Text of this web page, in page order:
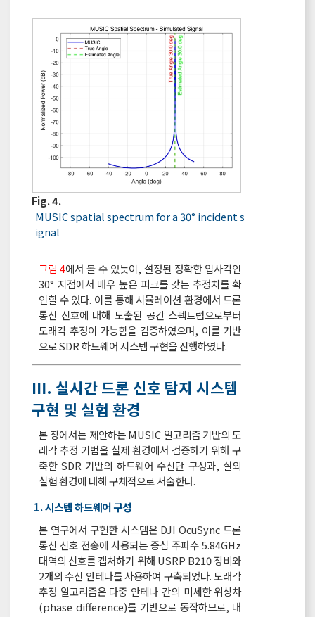
Fig. 4.
MUSIC spatial spectrum for a 30° incident s
ignal
그림 4에서 볼 수 있듯이, 설정된 정확한 입사각인
30° 지점에서 매우 높은 피크를 갖는 추정치를 확
인할 수 있다. 이를 통해 시뮬레이션 환경에서 드론
통신 신호에 대해 도출된 공간 스펙트럼으로부터
도래각 추정이 가능함을 검증하였으며, 이를 기반
으로 SDR 하드웨어 시스템 구현을 진행하였다.
Ⅲ. 실시간 드론 신호 탐지 시스템
구현 및 실험 환경
본 장에서는 제안하는 MUSIC 알고리즘 기반의 도
래각 추정 기법을 실제 환경에서 검증하기 위해 구
축한 SDR 기반의 하드웨어 수신단 구성과, 실외
실험 환경에 대해 구체적으로 서술한다.
1. 시스템 하드웨어 구성
본 연구에서 구현한 시스템은 DJI OcuSync 드론
통신 신호 전송에 사용되는 중심 주파수 5.84GHz
대역의 신호를 캡처하기 위해 USRP B210 장비와
2개의 수신 안테나를 사용하여 구축되었다. 도래각
추정 알고리즘은 다중 안테나 간의 미세한 위상차
(phase difference)를 기반으로 동작하므로, 내